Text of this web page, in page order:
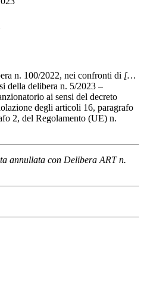
n. 100/2022, nei confronti di […
della delibera n. 5/2023 –
ai sensi del decreto
degli articoli 16, paragrafo
2, del Regolamento (UE) n.
annullata con Delibera ART n.